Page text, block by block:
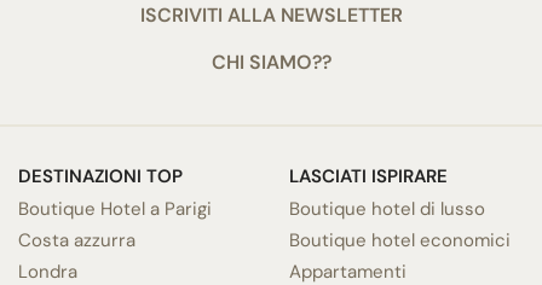
ISCRIVITI ALLA NEWSLETTER
CHI SIAMO??
DESTINAZIONI TOP
Boutique Hotel a Parigi
Costa azzurra
Londra
LASCIATI ISPIRARE
Boutique hotel di lusso
Boutique hotel economici
Appartamenti